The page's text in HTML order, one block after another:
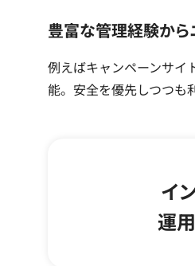
豊富な管理経験か
例えばキャンペーンサイ
能。安全を優先しつつも
イ
運